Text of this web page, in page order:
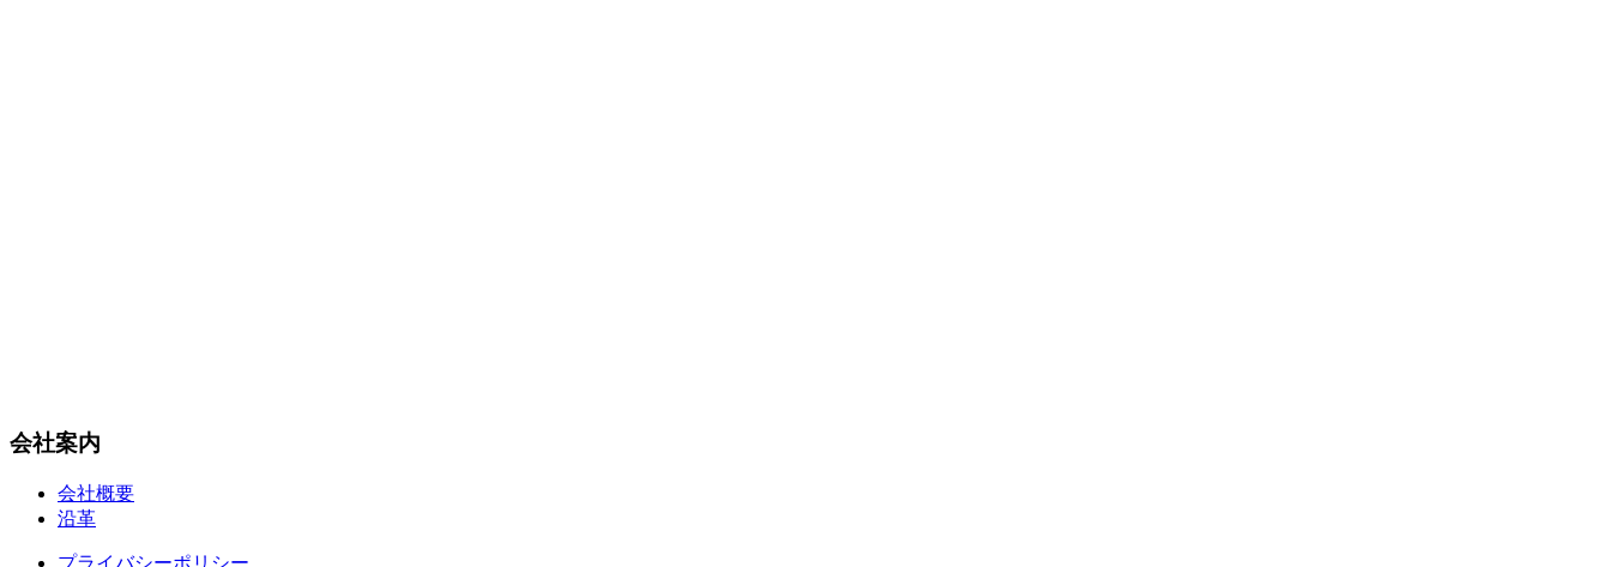
会社案内
会社概要
沿革
プライバシーポリシー